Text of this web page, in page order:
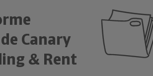
Canary
& Rent